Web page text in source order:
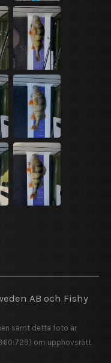
AB och Fishy
samt detta foto är
om upphovsrätt